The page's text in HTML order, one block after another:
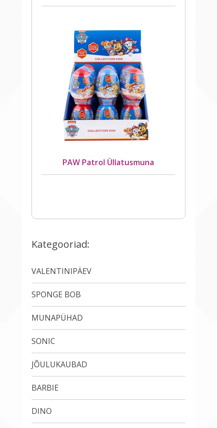
Kategooriad:
VALENTINIPÄEV
SPONGE BOB
MUNAPÜHAD
SONIC
JÕULUKAUBAD
BARBIE
DINO
PAW Patrol Üllatusmuna